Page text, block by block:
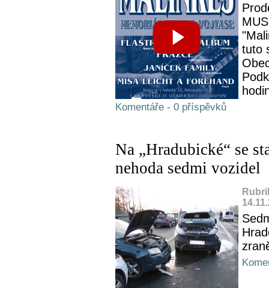
tuto
Komentáře - 0 příspěvků
Na „Hradubické“ se
nehoda sedmi vozidel